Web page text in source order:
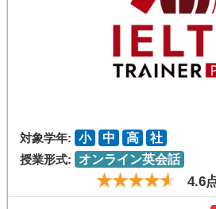
対象学年: 小 中 高
社
授業形式:
オンライン英会話
4.6